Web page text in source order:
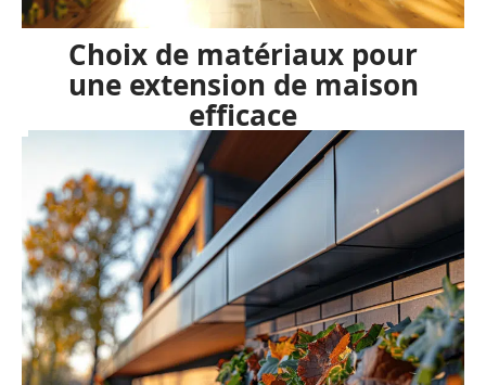
Choix de matériaux pour
une extension de maison
efficace